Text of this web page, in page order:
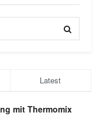
Latest
mit Thermomix